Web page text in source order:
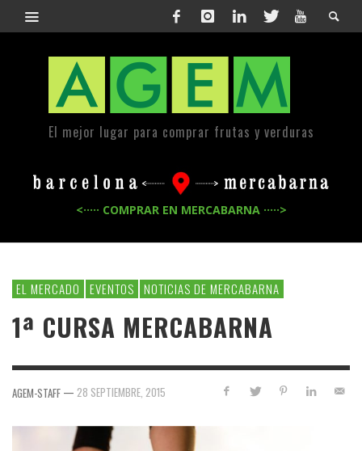
El mejor lugar para comprar frutas y verduras
<····· COMPRAR EN MERCABARNA ·····>
EL MERCADO EVENTOS NOTICIAS DE MERCABARNA
1ª CURSA MERCABARNA
AGEM-STAFF — 28 SEPTIEMBRE, 2015